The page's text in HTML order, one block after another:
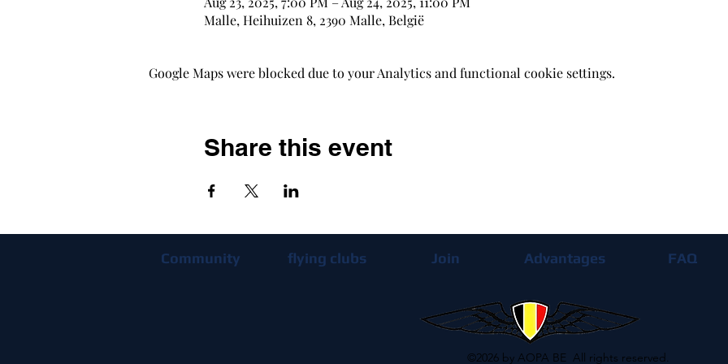
Malle, Heihuizen 8, 2390 Malle, België
Google Maps were blocked due to your Analytics and functional cookie settings.
Share this event
Community flying clubs Join Advantages FAQ
©2026 by AOPA BE All rights reserved.